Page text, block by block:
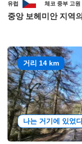
유럽 체코 중부 고원
중앙 보헤미안 지역
거리 14 km
나는 거기에 있었